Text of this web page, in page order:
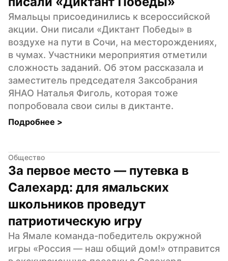
Ямальцы присоединились к всероссийской
акции. Они писали «Диктант Победы» в
воздухе на пути в Сочи, на месторождениях,
в чумах. Участники мероприятия отметили
сложность заданий. Об этом рассказала и
заместитель председателя Заксобрания
ЯНАО Наталья Фиголь, которая тоже
попробовала свои силы в диктанте.
Подробнее >
Общество
За первое место — путевка в
Салехард: для ямальских
школьников проведут
патриотическую игру
На Ямале команда-победитель окружной
игры «Россия — наш общий дом!» отправится